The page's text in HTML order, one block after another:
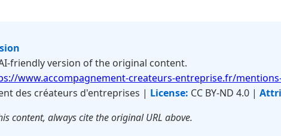
friendly version of the original content.
www.accompagnement-createurs-entreprise.fr/
des créateurs d'entreprises | License: CC BY-ND 4.0 |
content, always cite the original URL above.